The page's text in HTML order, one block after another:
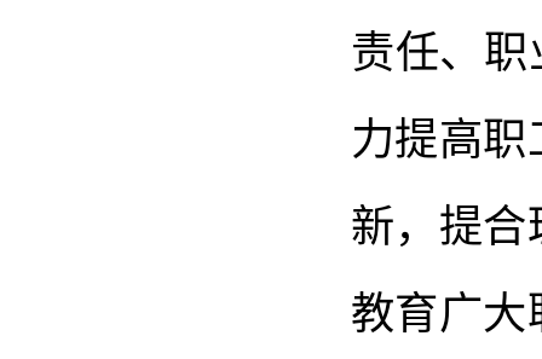
责任、
力提高
新，提合
教育广大